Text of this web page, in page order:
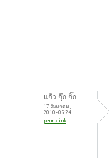
แก้ว กุ๊ก กิ๊ก
17 สิงหาคม,
2010 - 05:24
permalink